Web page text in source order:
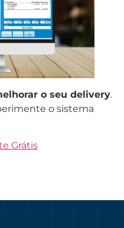
o seu delivery.
o sistema
Grátis